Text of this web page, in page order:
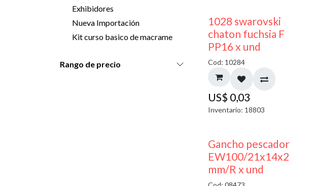
Exhibidores
Nueva Importación
Kit curso basico de macrame
Rango de precio
1028 swarovski
chaton fuchsia F
PP16 x und
Cod: 10284
US$ 0,03
Inventario: 18803
Gancho pescador
EW100/21x14x2
mm/R x und